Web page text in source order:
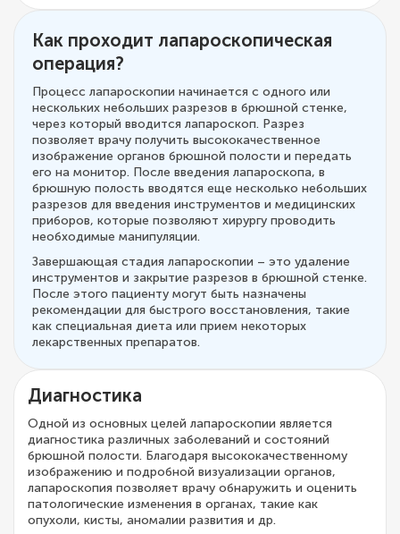
Как проходит лапароскопическая
операция?
Процесс лапароскопии начинается с одного или
нескольких небольших разрезов в брюшной стенке,
через который вводится лапароскоп. Разрез
позволяет врачу получить высококачественное
изображение органов брюшной полости и передать
его на монитор. После введения лапароскопа, в
брюшную полость вводятся еще несколько небольших
разрезов для введения инструментов и медицинских
приборов, которые позволяют хирургу проводить
необходимые манипуляции.
Завершающая стадия лапароскопии – это удаление
инструментов и закрытие разрезов в брюшной стенке.
После этого пациенту могут быть назначены
рекомендации для быстрого восстановления, такие
как специальная диета или прием некоторых
лекарственных препаратов.
Диагностика
Одной из основных целей лапароскопии является
диагностика различных заболеваний и состояний
брюшной полости. Благодаря высококачественному
изображению и подробной визуализации органов,
лапароскопия позволяет врачу обнаружить и оценить
патологические изменения в органах, такие как
опухоли, кисты, аномалии развития и др.